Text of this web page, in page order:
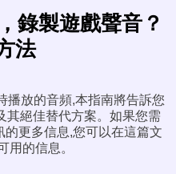
錄製遊戲聲音？
法
播放的音頻,本指南將告訴您
其絕佳替代方案。如果您需
更多信息,您可以在這篇文
用的信息。